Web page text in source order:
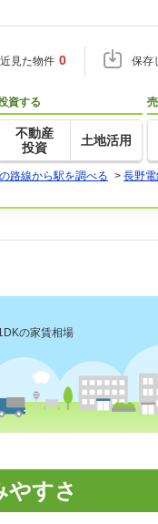
見た物件 0 保存
資する
不動産
投資
土地活用
路線から駅を調べる > 長野
の家賃相場
やすさ